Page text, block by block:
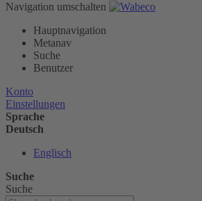
Navigation umschalten
Hauptnavigation
Metanav
Suche
Benutzer
Konto
Einstellungen
Sprache
Deutsch
Englisch
Suche
Suche